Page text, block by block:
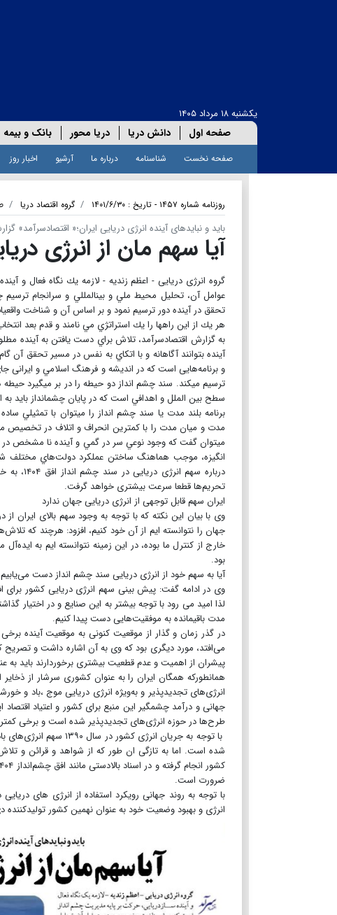
یکشنبه ۱۸ مرداد ۱۴۰۵
صفحه اول دانش دریا دریا محور بانک و بیمه
صفحه نخست شناسنامه درباره ما آرشیو اخبار روز
روزنامه شماره ۱۴۵۷ - تاریخ : ۱۴۰۱/۶/۳۰ گروه اقتصاد دریا
باید و نبایدهای آینده انرژی دریایی ایران؛« اقتصادسرآمد»
آیا سهم مان از انرژی
گروه انرژی دریایی - اعظم زندیه - لازمه يك نگاه فعال و
عوامل آن، تحليل محيط ملي و بين‏المللي و سرانجام
تحقق در آينده دور ترسيم نمود و بر اساس آن و شناخت
هر يك از اين راهها را يك استراتژي مي نامند و قدم بعد
به گزارش اقتصادسرآمد، تلاش براي دست يافتن به آينده
آينده بتوانند آگاهانه و با اتكاي به نفس در مسير تحقق آن
و برنامه‌هایی است كه در انديشه و فرهنگ اسلامي و ایرانی
ترسیم مي‏كند. سند چشم انداز دو حيطه را در بر مي‏گيرد حيطه
سطح بين الملل و اهدافي است كه در پايان چشم‏انداز بايد به
برنامه بلند مدت یا سند چشم انداز را مي‏توان با تمثيلي
مدت و ميان مدت را با كمترين انحراف و اتلاف در تخصيص
مي‏توان گفت كه وجود نوعي سر در گمي و آينده نا مشخص در
انگيزه، موجب هماهنگ ساختن عملكرد دولت‌هاي مختلف
درباره
تحریم‌ها قطعا سرعت بیشتری خواهد گرفت.
ایران سهم قابل توجهی از انرژی دریایی جهان ندارد
وی با بیان این نکته که با توجه به وجود سهم بالای ایران
جهان را نتوانسته ایم از آن خود کنیم، افزود: هرچند که
خارج از کنترل ما بوده، در این زمینه نتوانسته ایم به
بود.
آیا به سهم خود از انرژی دریایی سند چشم انداز دست می‌یابیم
لذا امید می رود با توجه بیشتر به این صنایع و در اختیار
مدت باقیمانده به موفقیت‌هایی دست پیدا کنیم.
در گذر زمان و گذار از موقعیت کنونی به موقعیت آینده
می‌افتد، مورد دیگری بود که وی به آن اشاره داشت و تصریح
پیشران از اهمیت و عدم ‌قطعیت بیشتری برخوردارند باید
همانطورکه همگان ایران را به عنوان کشوری سرشار از ذخایر
انرژی‌های تجدیدپذیر و به‌ویژه انرژی دریایی موج ،باد و
جهانی و درآمد چشمگیر این منبع برای کشور و اعتیاد
طرح‌ها در حوزه انرژی‌های تجدیدپذیر شده است و برخی
شده است. اما به‌ تازگی ان طور که از شواهد و قرائن و
ضرورت است.
با توجه به روند جهانی رویکرد استفاده از انرژی های
انرژی و بهبود وضعیت خود به عنوان نهمین کشور